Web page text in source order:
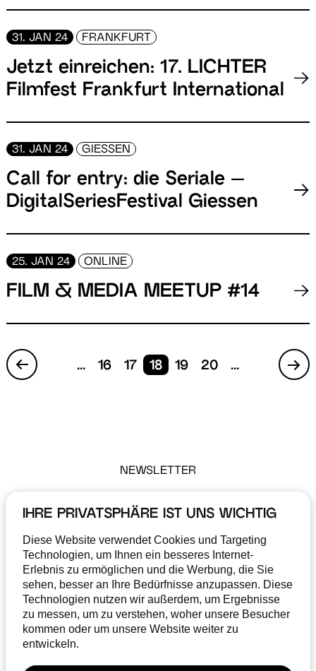
IHRE PRIVATSPHÄRE IST UNS WICHTIG
Diese Website verwendet Cookies und Targeting
Technologien, um Ihnen ein besseres Internet-
Erlebnis zu ermöglichen und die Werbung, die Sie
sehen, besser an Ihre Bedürfnisse anzupassen. Diese
Technologien nutzen wir außerdem, um Ergebnisse
zu messen, um zu verstehen, woher unsere Besucher
kommen oder um unsere Website weiter zu
entwickeln.
31. JAN 24 FRANKFURT
Jetzt einreichen: 17. LICHTER
Filmfest Frankfurt International
31. JAN 24 GIESSEN
Call for entry: die Seriale –
DigitalSeriesFestival Giessen
25. JAN 24 ONLINE
FILM & MEDIA MEETUP #14
... 16 17 18 19 20 ...
NEWSLETTER
MONATLICHE UPDATES
RUND UMS THEMA »FILME
MACHEN IN HESSEN«